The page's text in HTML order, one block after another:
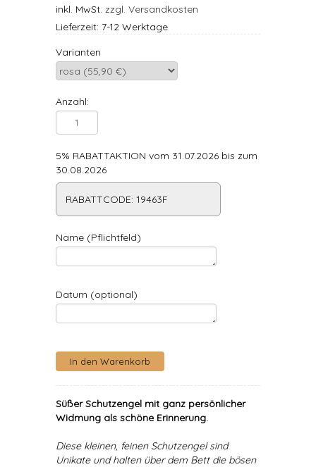
inkl. MwSt. zzgl. Versandkosten
Lieferzeit: 7-12 Werktage
Varianten
Anzahl:
5% RABATTAKTION vom 31.07.2026 bis zum
30.08.2026
RABATTCODE: 19463F
Name (Pflichtfeld)
Datum (optional)
Süßer Schutzengel mit ganz persönlicher
Widmung als schöne Erinnerung.
Diese kleinen, feinen Schutzengel sind
Unikate und halten über dem Bett die bösen